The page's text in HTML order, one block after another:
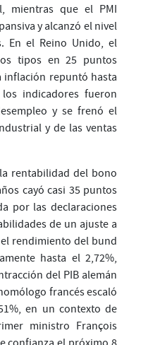
mientras que el PMI
y alcanzó el nivel
En el Reino Unido, el
tipos en 25 puntos
inflación repuntó hasta
indicadores fueron
y se frenó el
y de las ventas
rentabilidad del bono
cayó casi 35 puntos
por las declaraciones
de un ajuste a
rendimiento del bund
hasta el 2,72%,
del PIB alemán
francés escaló
en un contexto de
ministro François